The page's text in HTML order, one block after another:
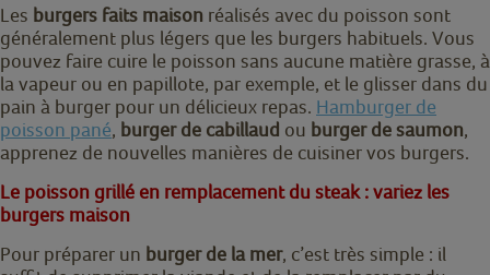
Les burgers faits maison réalisés avec du poisson sont
généralement plus légers que les burgers habituels. Vous
pouvez faire cuire le poisson sans aucune matière grasse, à
la vapeur ou en papillote, par exemple, et le glisser dans du
pain à burger pour un délicieux repas. Hamburger de
poisson pané, burger de cabillaud ou burger de saumon,
apprenez de nouvelles manières de cuisiner vos burgers.
Le poisson grillé en remplacement du steak : variez les
burgers maison
Pour préparer un burger de la mer, c’est très simple : il